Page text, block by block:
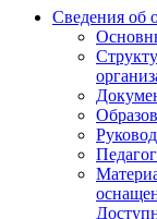
Сведения об